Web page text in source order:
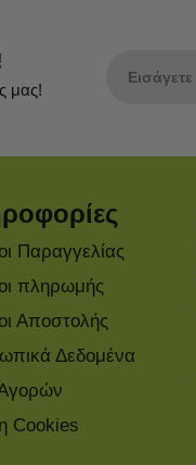
μας!
Παραγγελίας
πληρωμής
Αποστολής
Δεδομένα
Cookies